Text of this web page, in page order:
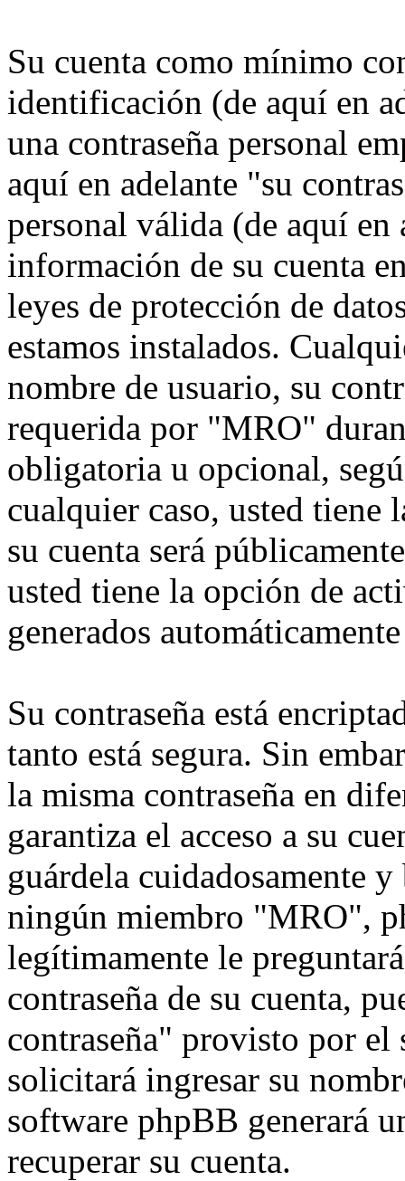
Su cuenta como mínimo
identificación (de aquí en
una contraseña personal
aquí en adelante "su
personal válida (de aquí
información de su cuenta
leyes de protección de
estamos instalados.
nombre de usuario, su
requerida por "MRO"
obligatoria u opcional,
cualquier caso, usted tiene
su cuenta será
usted tiene la opción de
generados
Su contraseña está
tanto está segura. Sin
la misma contraseña en
garantiza el acceso a su
guárdela cuidadosamente
ningún miembro "MRO",
legítimamente le
contraseña de su cuenta,
contraseña" provisto por
solicitará ingresar su
software phpBB generará
recuperar su cuenta.